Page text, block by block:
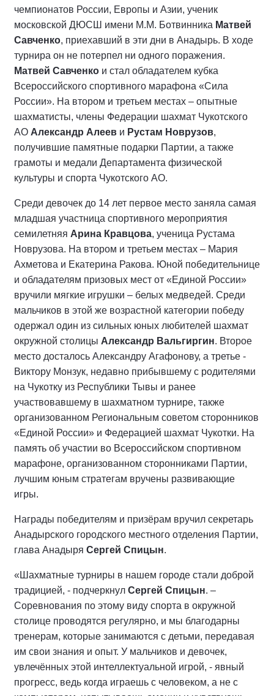
чемпионатов России, Европы и Азии, ученик
московской ДЮСШ имени М.М. Ботвинника Матвей
Савченко, приехавший в эти дни в Анадырь. В ходе
турнира он не потерпел ни одного поражения.
Матвей Савченко и стал обладателем кубка
Всероссийского спортивного марафона «Сила
России». На втором и третьем местах – опытные
шахматисты, члены Федерации шахмат Чукотского
АО Александр Алеев и Рустам Новрузов,
получившие памятные подарки Партии, а также
грамоты и медали Департамента физической
культуры и спорта Чукотского АО.
Среди девочек до 14 лет первое место заняла самая
младшая участница спортивного мероприятия
семилетняя Арина Кравцова, ученица Рустама
Новрузова. На втором и третьем местах – Мария
Ахметова и Екатерина Ракова. Юной победительнице
и обладателям призовых мест от «Единой России»
вручили мягкие игрушки – белых медведей. Среди
мальчиков в этой же возрастной категории победу
одержал один из сильных юных любителей шахмат
окружной столицы Александр Вальгиргин. Второе
место досталось Александру Агафонову, а третье -
Виктору Монзук, недавно прибывшему с родителями
на Чукотку из Республики Тывы и ранее
участвовавшему в шахматном турнире, также
организованном Региональным советом сторонников
«Единой России» и Федерацией шахмат Чукотки. На
память об участии во Всероссийском спортивном
марафоне, организованном сторонниками Партии,
лучшим юным стратегам вручены развивающие
игры.
Награды победителям и призёрам вручил секретарь
Анадырского городского местного отделения Партии,
глава Анадыря Сергей Спицын.
«Шахматные турниры в нашем городе стали доброй
традицией, - подчеркнул Сергей Спицын. –
Соревнования по этому виду спорта в окружной
столице проводятся регулярно, и мы благодарны
тренерам, которые занимаются с детьми, передавая
им свои знания и опыт. У мальчиков и девочек,
увлечённых этой интеллектуальной игрой, - явный
прогресс, ведь когда играешь с человеком, а не с